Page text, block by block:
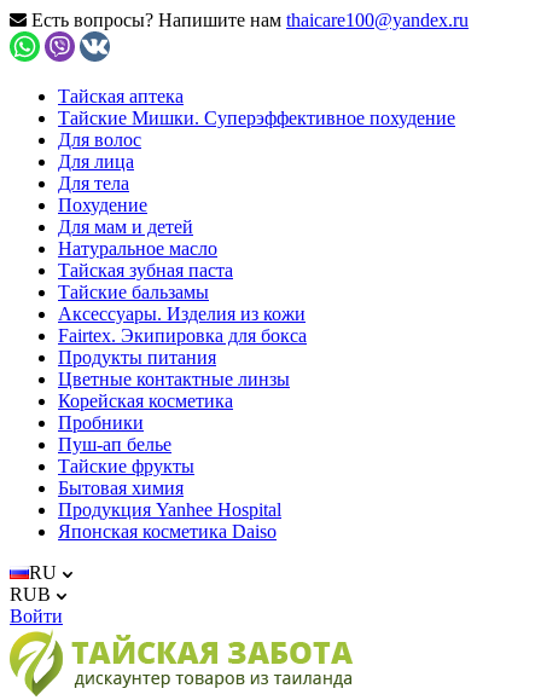
Есть вопросы? Напишите нам thaicare100@yandex.ru
Тайская аптека
Тайские Мишки. Суперэффективное похудение
Для волос
Для лица
Для тела
Похудение
Для мам и детей
Натуральное масло
Тайская зубная паста
Тайские бальзамы
Аксессуары. Изделия из кожи
Fairtex. Экипировка для бокса
Продукты питания
Цветные контактные линзы
Корейская косметика
Пробники
Пуш-ап белье
Тайские фрукты
Бытовая химия
Продукция Yanhee Hospital
Японская косметика Daiso
RU
RUB
Войти